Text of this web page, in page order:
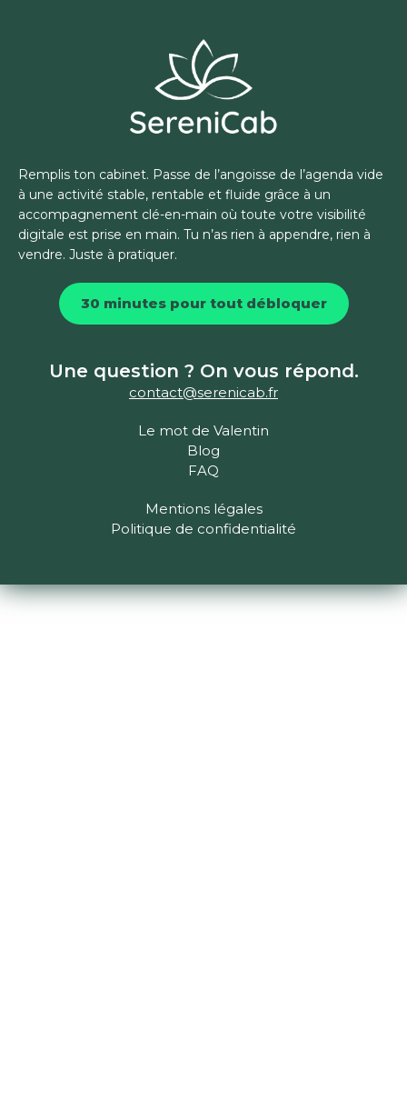
Remplis ton cabinet. Passe de l’angoisse de l’agenda vide
à une activité stable, rentable et fluide grâce à un
accompagnement clé-en-main où toute votre visibilité
digitale est prise en main. Tu n’as rien à appendre, rien à
vendre. Juste à pratiquer.
30 minutes pour tout débloquer
Une question ? On vous répond.
contact@serenicab.fr
Le mot de Valentin
Blog
FAQ
Mentions légales
Politique de confidentialité